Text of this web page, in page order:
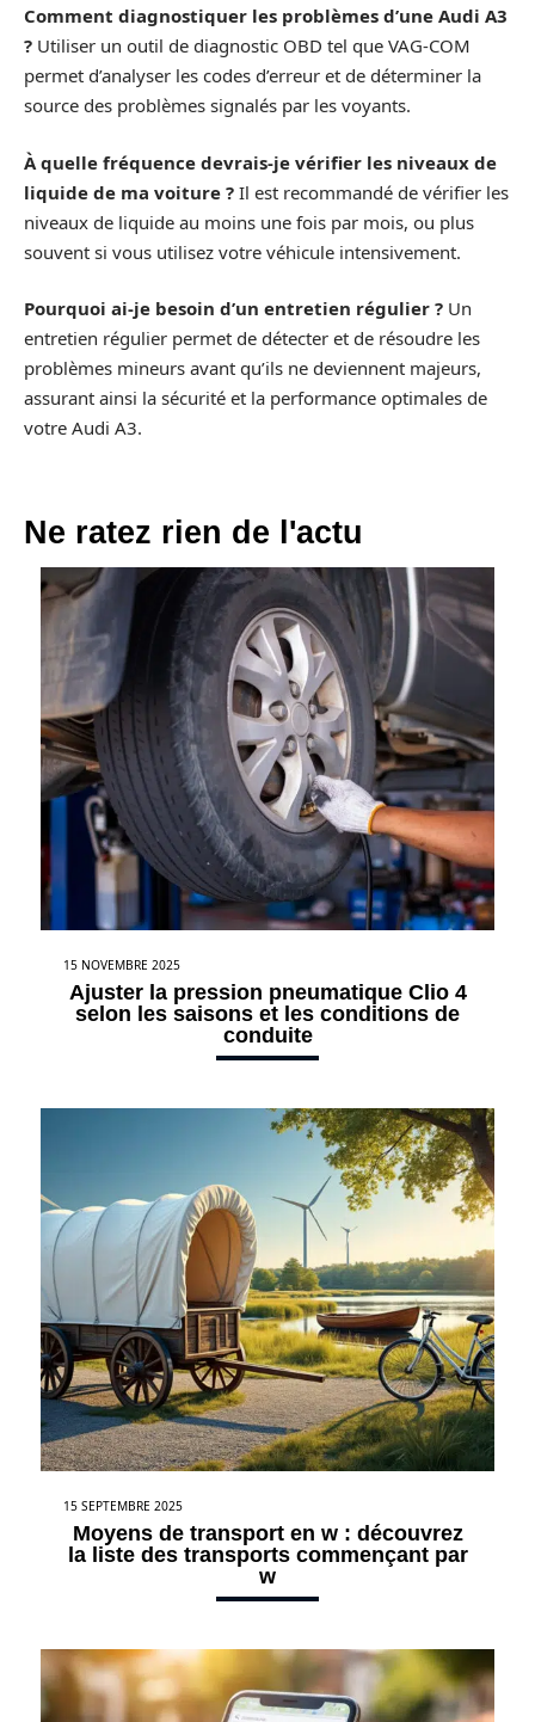
Comment diagnostiquer les problèmes d’une Audi A3
? Utiliser un outil de diagnostic OBD tel que VAG-COM
permet d’analyser les codes d’erreur et de déterminer la
source des problèmes signalés par les voyants.
À quelle fréquence devrais-je vérifier les niveaux de
liquide de ma voiture ? Il est recommandé de vérifier les
niveaux de liquide au moins une fois par mois, ou plus
souvent si vous utilisez votre véhicule intensivement.
Pourquoi ai-je besoin d’un entretien régulier ? Un
entretien régulier permet de détecter et de résoudre les
problèmes mineurs avant qu’ils ne deviennent majeurs,
assurant ainsi la sécurité et la performance optimales de
votre Audi A3.
Ne ratez rien de l'actu
15 NOVEMBRE 2025
Ajuster la pression pneumatique Clio 4
selon les saisons et les conditions de
conduite
15 SEPTEMBRE 2025
Moyens de transport en w : découvrez
la liste des transports commençant par
w